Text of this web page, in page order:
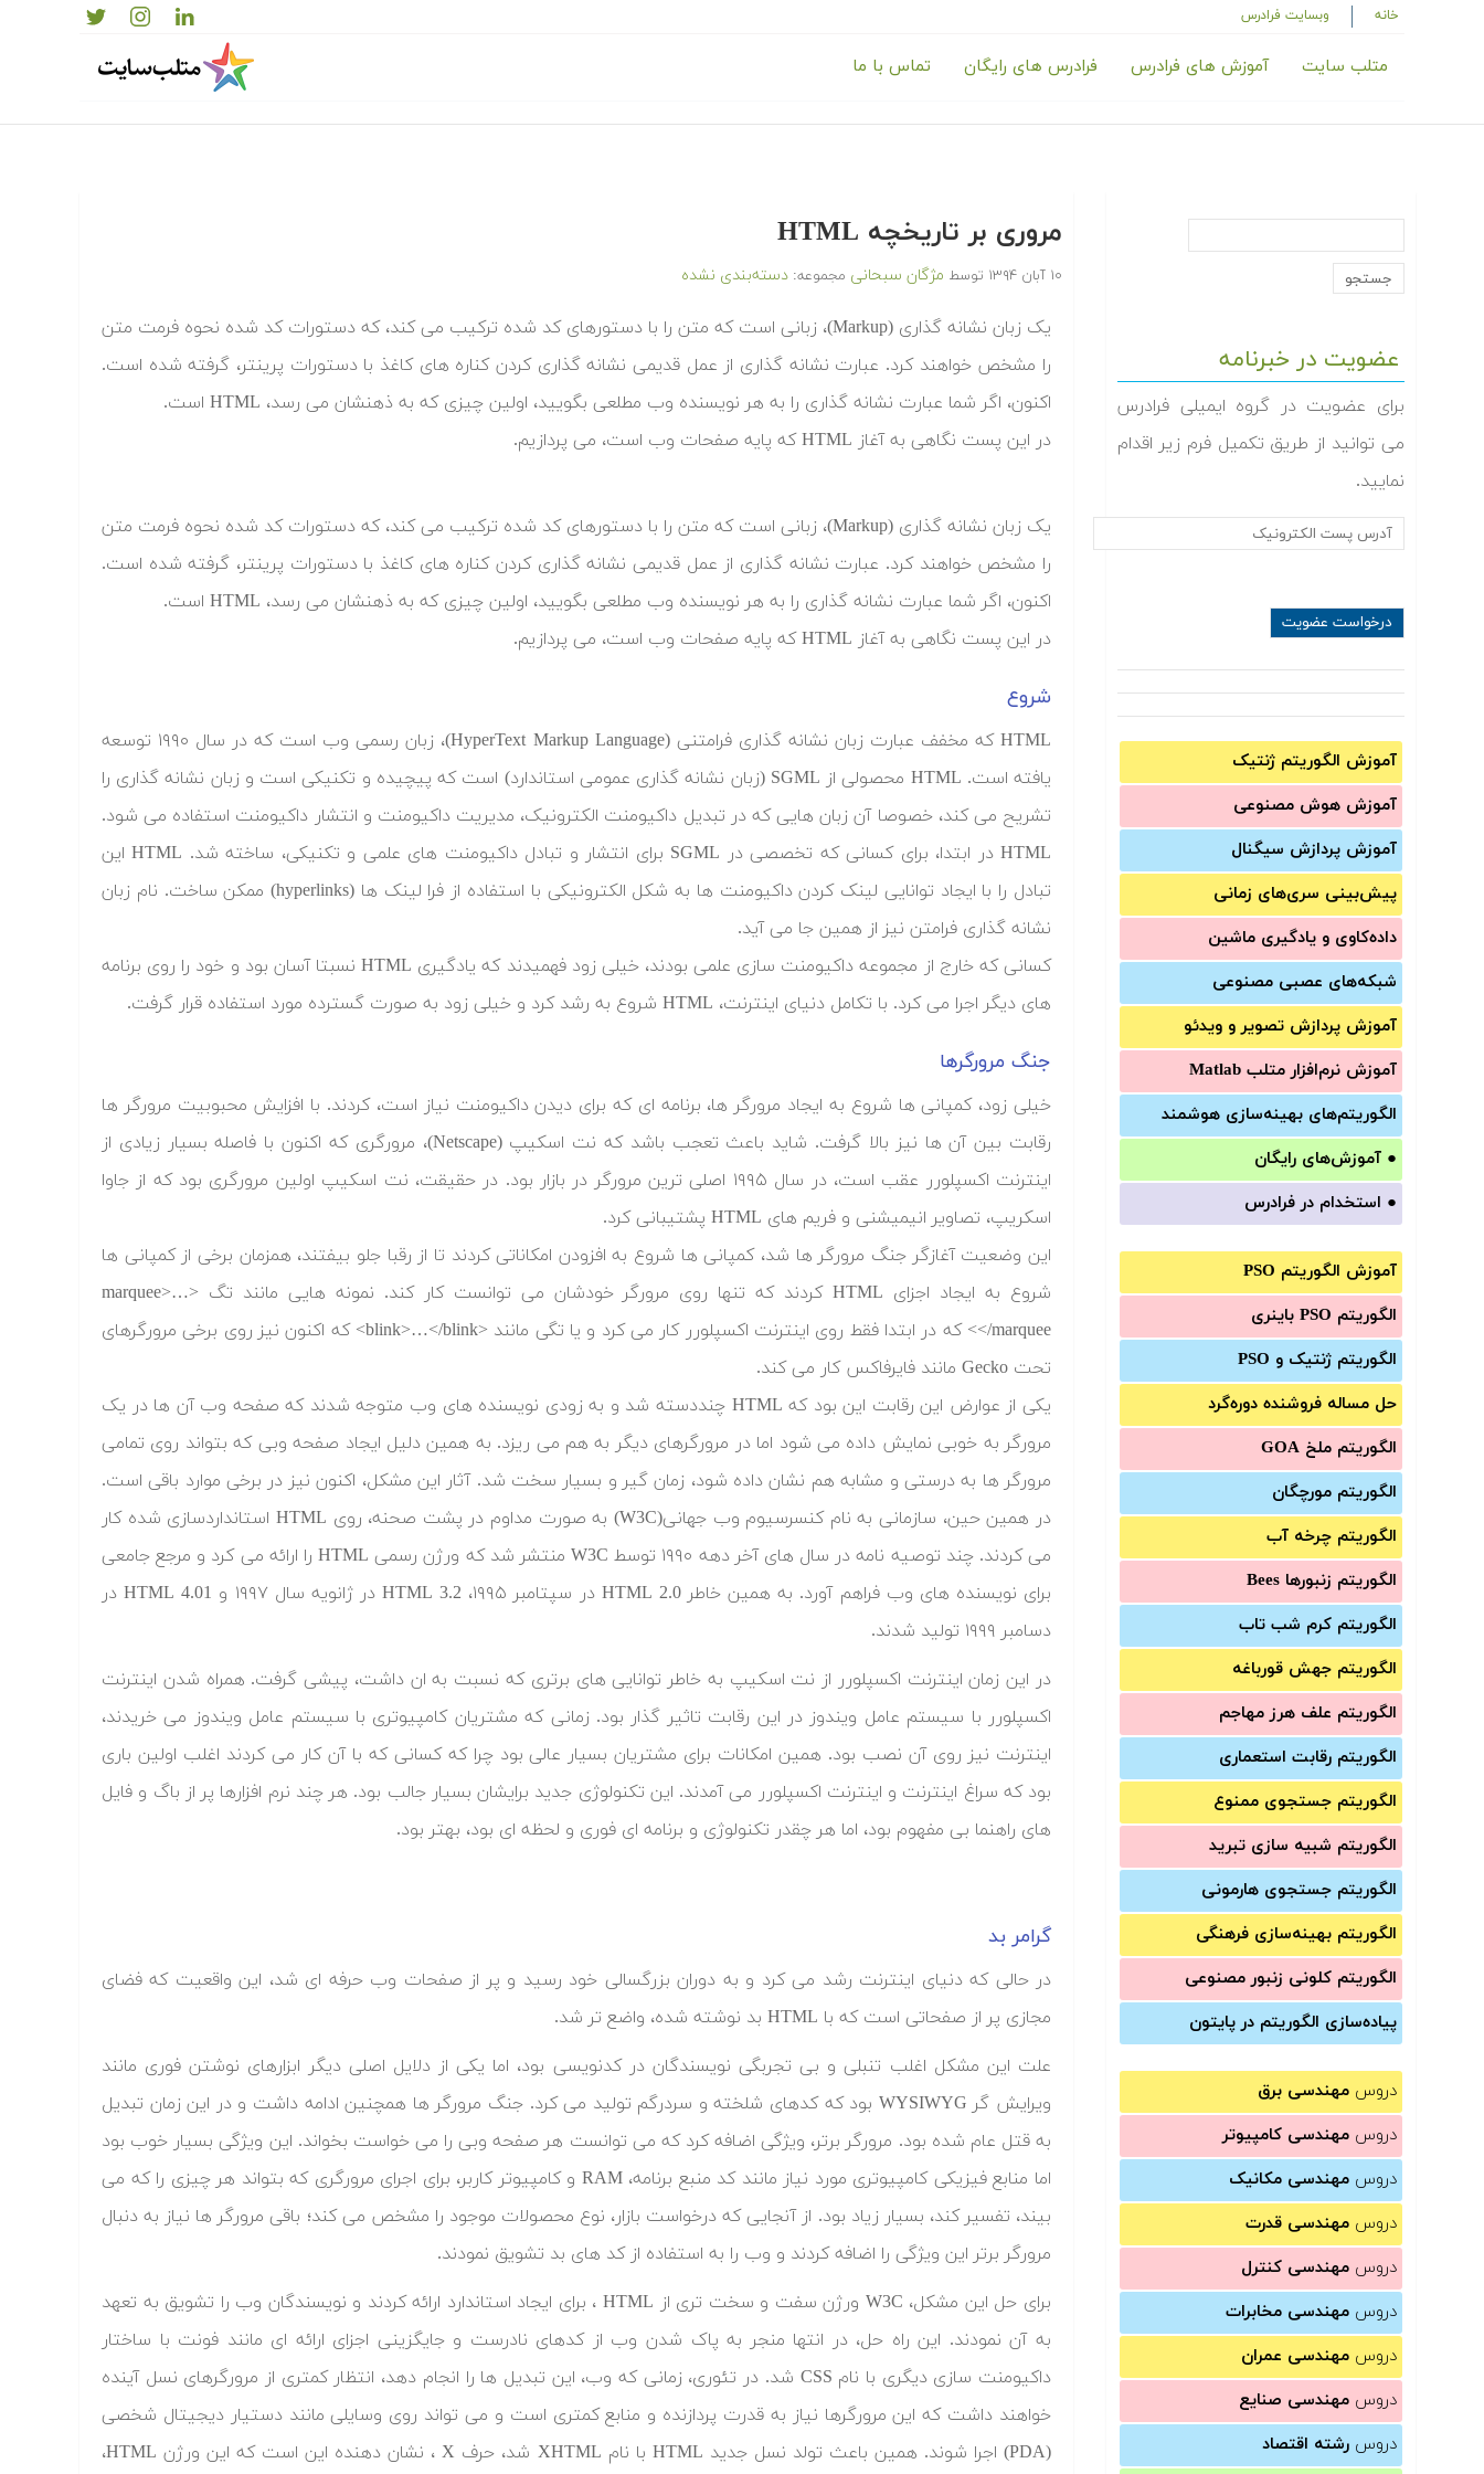
خانه وبسایت فرادرس
متلب سایت آموزش های فرادرس فرادرس های رایگان تماس با ما
عضویت در خبرنامه
برای عضویت در گروه ایمیلی فرادرس
می توانید از طریق تکمیل فرم زیر اقدام
نمایید.
آموزش الگوریتم ژنتیک
آموزش‌ هوش مصنوعی
آموزش‌ پردازش سیگنال
پیش‌‌بینی سری‌‌های زمانی
داده‌کاوی و یادگیری ماشین
شبکه‌های عصبی مصنوعی
آموزش‌ پردازش تصویر و ویدئو
آموزش‌ نرم‌افزار متلب Matlab
الگوریتم‌های بهینه‌سازی هوشمند
● آموزش‌های رایگان
● استخدام در فرادرس
آموزش الگوریتم PSO
الگوریتم PSO باینری
الگوریتم ژنتیک و PSO
حل مساله فروشنده دوره‌گرد
الگوریتم ملخ GOA
الگوریتم مورچگان
الگوریتم چرخه آب
الگوریتم زنبورها Bees
الگوریتم کرم شب تاب
الگوریتم جهش قورباغه
الگوریتم علف هرز مهاجم
الگوریتم رقابت استعماری
الگوریتم جستجوی ممنوع
الگوریتم شبیه سازی تبرید
الگوریتم جستجوی هارمونی
الگوریتم بهینه‌سازی فرهنگی
الگوریتم کلونی زنبور مصنوعی
پیاده‌سازی الگوریتم در پایتون
دروس مهندسی برق
دروس مهندسی کامپیوتر
دروس مهندسی مکانیک
دروس مهندسی قدرت
دروس مهندسی کنترل
دروس مهندسی مخابرات
دروس مهندسی عمران
دروس مهندسی صنایع
دروس رشته اقتصاد
مروری بر تاریخچه HTML
۱۰ آبان ۱۳۹۴ توسط مژگان سبحانی مجموعه: دسته‌بندی نشده
یک زبان نشانه گذاری (Markup)، زبانی است که متن را با دستورهای کد شده ترکیب می کند، که دستورات کد شده نحوه فرمت متن
را مشخص خواهند کرد. عبارت نشانه گذاری از عمل قدیمی نشانه گذاری کردن کناره های کاغذ با دستورات پرینتر، گرفته شده است.
اکنون، اگر شما عبارت نشانه گذاری را به هر نویسنده وب مطلعی بگویید، اولین چیزی که به ذهنشان می رسد، HTML است.
در این پست نگاهی به آغاز HTML که پایه صفحات وب است، می پردازیم.
یک زبان نشانه گذاری (Markup)، زبانی است که متن را با دستورهای کد شده ترکیب می کند، که دستورات کد شده نحوه فرمت متن
را مشخص خواهند کرد. عبارت نشانه گذاری از عمل قدیمی نشانه گذاری کردن کناره های کاغذ با دستورات پرینتر، گرفته شده است.
اکنون، اگر شما عبارت نشانه گذاری را به هر نویسنده وب مطلعی بگویید، اولین چیزی که به ذهنشان می رسد، HTML است.
در این پست نگاهی به آغاز HTML که پایه صفحات وب است، می پردازیم.
شروع
HTML که مخفف عبارت زبان نشانه گذاری فرامتنی (HyperText Markup Language)، زبان رسمی وب است که در سال ۱۹۹۰ توسعه
یافته است. HTML محصولی از SGML (زبان نشانه گذاری عمومی استاندارد) است که پیچیده و تکنیکی است و زبان نشانه گذاری را
تشریح می کند، خصوصا آن زبان هایی که در تبدیل داکیومنت الکترونیک، مدیریت داکیومنت و انتشار داکیومنت استفاده می شود.
HTML در ابتدا، برای کسانی که تخصصی در SGML برای انتشار و تبادل داکیومنت های علمی و تکنیکی، ساخته شد. HTML این
تبادل را با ایجاد توانایی لینک کردن داکیومنت ها به شکل الکترونیکی با استفاده از فرا لینک ها (hyperlinks) ممکن ساخت. نام زبان
نشانه گذاری فرامتن نیز از همین جا می آید.
کسانی که خارج از مجموعه داکیومنت سازی علمی بودند، خیلی زود فهمیدند که یادگیری HTML نسبتا آسان بود و خود را روی برنامه
های دیگر اجرا می کرد. با تکامل دنیای اینترنت، HTML شروع به رشد کرد و خیلی زود به صورت گسترده مورد استفاده قرار گرفت.
جنگ مرورگرها
خیلی زود، کمپانی ها شروع به ایجاد مرورگر ها، برنامه ای که برای دیدن داکیومنت نیاز است، کردند. با افزایش محبوبیت مرورگر ها
رقابت بین آن ها نیز بالا گرفت. شاید باعث تعجب باشد که نت اسکیپ (Netscape)، مرورگری که اکنون با فاصله بسیار زیادی از
اینترنت اکسپلورر عقب است، در سال ۱۹۹۵ اصلی ترین مرورگر در بازار بود. در حقیقت، نت اسکیپ اولین مرورگری بود که از جاوا
اسکریپ، تصاویر انیمیشنی و فریم های HTML پشتیبانی کرد.
این وضعیت آغازگر جنگ مرورگر ها شد، کمپانی ها شروع به افزودن امکاناتی کردند تا از رقبا جلو بیفتند، همزمان برخی از کمپانی ها
شروع به ایجاد اجزای HTML کردند که تنها روی مرورگر خودشان می توانست کار کند. نمونه هایی مانند تگ <marquee>…
</marquee> که در ابتدا فقط روی اینترنت اکسپلورر کار می کرد و یا تگی مانند <blink>…</blink> که اکنون نیز روی برخی مرورگرهای
تحت Gecko مانند فایرفاکس کار می کند.
یکی از عوارض این رقابت این بود که HTML چنددسته شد و به زودی نویسنده های وب متوجه شدند که صفحه وب آن ها در یک
مرورگر به خوبی نمایش داده می شود اما در مرورگرهای دیگر به هم می ریزد. به همین دلیل ایجاد صفحه وبی که بتواند روی تمامی
مرورگر ها به درستی و مشابه هم نشان داده شود، زمان گیر و بسیار سخت شد. آثار این مشکل، اکنون نیز در برخی موارد باقی است.
در همین حین، سازمانی به نام کنسرسیوم وب جهانی(W3C) به صورت مداوم در پشت صحنه، روی HTML استانداردسازی شده کار
می کردند. چند توصیه نامه در سال های آخر دهه ۱۹۹۰ توسط W3C منتشر شد که ورژن رسمی HTML را ارائه می کرد و مرجع جامعی
برای نویسنده های وب فراهم آورد. به همین خاطر HTML 2.0 در سپتامبر ۱۹۹۵، HTML 3.2 در ژانویه سال ۱۹۹۷ و HTML 4.01 در
دسامبر ۱۹۹۹ تولید شدند.
در این زمان اینترنت اکسپلورر از نت اسکیپ به خاطر توانایی های برتری که نسبت به ان داشت، پیشی گرفت. همراه شدن اینترنت
اکسپلورر با سیستم عامل ویندوز در این رقابت تاثیر گذار بود. زمانی که مشتریان کامپیوتری با سیستم عامل ویندوز می خریدند،
اینترنت نیز روی آن نصب بود. همین امکانات برای مشتریان بسیار عالی بود چرا که کسانی که با آن کار می کردند اغلب اولین باری
بود که سراغ اینترنت و اینترنت اکسپلورر می آمدند. این تکنولوژی جدید برایشان بسیار جالب بود. هر چند نرم افزارها پر از باگ و فایل
های راهنما بی مفهوم بود، اما هر چقدر تکنولوژی و برنامه ای فوری و لحظه ای بود، بهتر بود.
گرامر بد
در حالی که دنیای اینترنت رشد می کرد و به دوران بزرگسالی خود رسید و پر از صفحات وب حرفه ای شد، این واقعیت که فضای
مجازی پر از صفحاتی است که با HTML بد نوشته شده، واضع تر شد.
علت این مشکل اغلب تنبلی و بی تجربگی نویسندگان در کدنویسی بود، اما یکی از دلایل اصلی دیگر ابزارهای نوشتن فوری مانند
ویرایش گر WYSIWYG بود که کدهای شلخته و سردرگم تولید می کرد. جنگ مرورگر ها همچنین ادامه داشت و در این زمان تبدیل
به قتل عام شده بود. مرورگر برتر، ویژگی اضافه کرد که می توانست هر صفحه وبی را می خواست بخواند. این ویژگی بسیار خوب بود
اما منابع فیزیکی کامپیوتری مورد نیاز مانند کد منبع برنامه، RAM و کامپیوتر کاربر، برای اجرای مرورگری که بتواند هر چیزی را که می
بیند، تفسیر کند، بسیار زیاد بود. از آنجایی که درخواست بازار، نوع محصولات موجود را مشخص می کند؛ باقی مرورگر ها نیاز به دنبال
مرورگر برتر این ویژگی را اضافه کردند و وب را به استفاده از کد های بد تشویق نمودند.
برای حل این مشکل، W3C ورژن سفت و سخت تری از HTML ، برای ایجاد استاندارد ارائه کردند و نویسندگان وب را تشویق به تعهد
به آن نمودند. این راه حل، در انتها منجر به پاک شدن وب از کدهای نادرست و جایگزینی اجزای ارائه ای مانند فونت با ساختار
داکیومنت سازی دیگری با نام CSS شد. در تئوری، زمانی که وب، این تبدیل ها را انجام دهد، انتظار کمتری از مرورگرهای نسل آینده
خواهند داشت که این مرورگرها نیاز به قدرت پردازنده و منابع کمتری است و می تواند روی وسایلی مانند دستیار دیجیتال شخصی
(PDA) اجرا شوند. همین باعث تولد نسل جدید HTML با نام XHTML شد، حرف X ، نشان دهنده این است که این ورژن HTML،